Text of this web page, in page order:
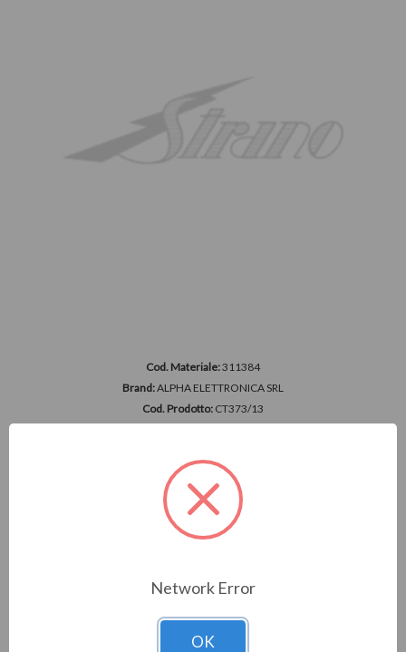
Cod. Materiale:311384
Brand:ALPHA ELETTRONICA SRL
Cod. Prodotto: CT373/13
Accedi per vedere i prezzi
Network Error
OK